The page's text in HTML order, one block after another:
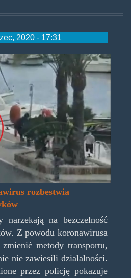
2020 - 17:31
rozbestwia
narzekają na bezczelność
Z powodu koronawirusa
metody transportu,
nie zawiesili działalności.
przez policję pokazuje